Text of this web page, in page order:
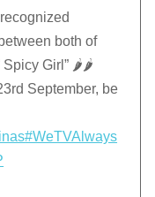
both of
Spicy Girl” 🌶️🌶️
September, be
#WeTVAlways